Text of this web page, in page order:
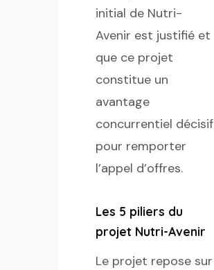
initial de Nutri-
Avenir est justifié et
que ce projet
constitue un
avantage
concurrentiel décisif
pour remporter
l’appel d’offres.
Les 5 piliers du
projet Nutri-Avenir
Le projet repose sur